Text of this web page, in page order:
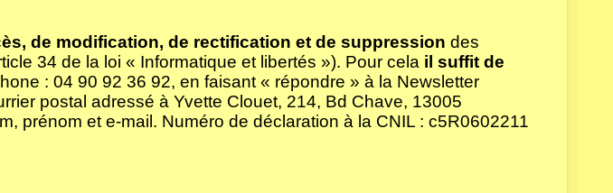
de modification, de rectification et de suppression des
34 de la loi « Informatique et libertés »). Pour cela il suffit de
: 04 90 92 36 92, en faisant « répondre » à la Newsletter
postal adressé à Yvette Clouet, 214, Bd Chave, 13005
prénom et e-mail. Numéro de déclaration à la CNIL : c5R0602211